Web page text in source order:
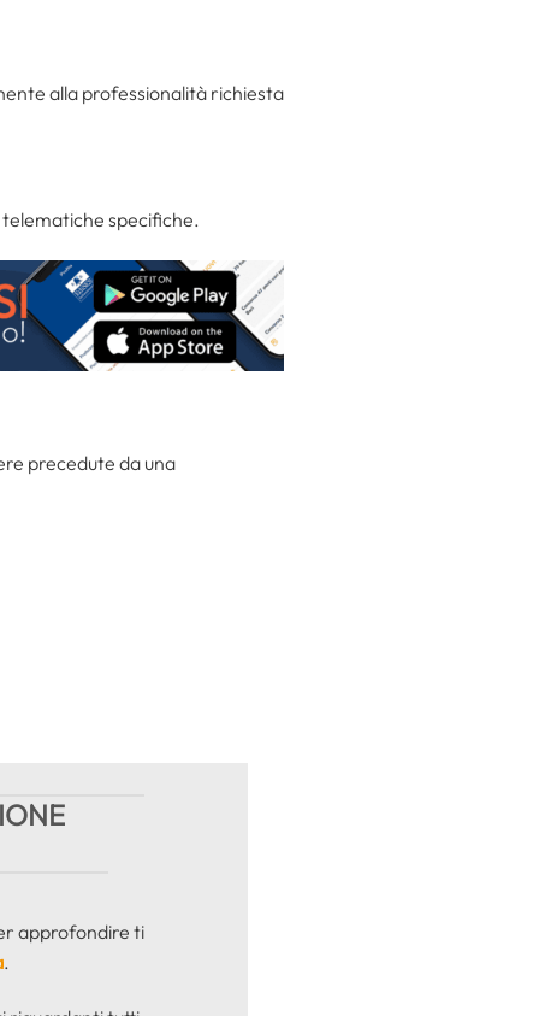
alla professionalità richiesta
specifiche.
precedute da una
approfondire ti
.